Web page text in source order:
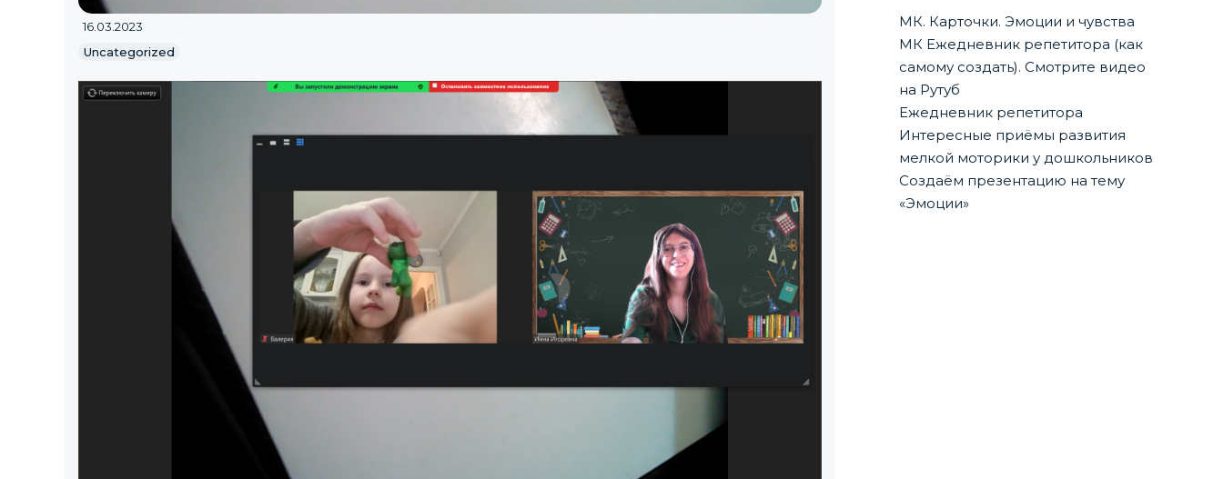
16.03.2023
Uncategorized
МК. Карточки. Эмоции и чувства
МК Ежедневник репетитора (как
самому создать). Смотрите видео
на Рутуб
Ежедневник репетитора
Интересные приёмы развития
мелкой моторики у дошкольников
Создаём презентацию на тему
«Эмоции»